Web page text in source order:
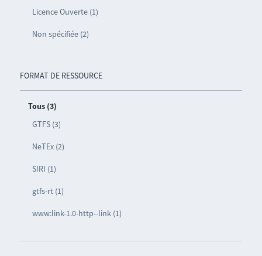
Licence Ouverte (1)
Non spécifiée (2)
FORMAT DE RESSOURCE
Tous (3)
GTFS (3)
NeTEx (2)
SIRI (1)
gtfs-rt (1)
www:link-1.0-http--link (1)